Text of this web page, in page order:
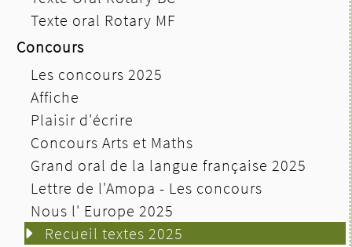
Texte oral Rotary MF
Concours
Les concours 2025
Affiche
Plaisir d'écrire
Concours Arts et Maths
Grand oral de la langue française 2025
Lettre de l'Amopa - Les concours
Nous l' Europe 2025
Recueil textes 2025